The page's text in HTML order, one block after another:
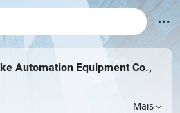
Automation Equipment Co.,
Mais